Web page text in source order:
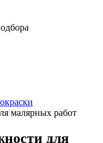
малярных работ
для